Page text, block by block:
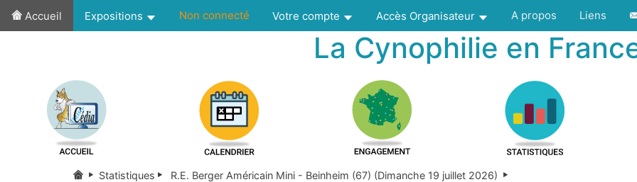
Accueil Expositions Non connecté Votre compte Accès Organisateur A propos Liens
La Cynophilie en
Statistiques R.E. Berger Américain Mini - Beinheim (67) (Dimanche 19 juillet 2026)